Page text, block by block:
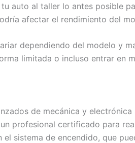
auto al taller lo antes posible
afectar el rendimiento del
dependiendo del modelo y
limitada o incluso entrar en
de mecánica y
profesional certificado para
sistema de encendido, que